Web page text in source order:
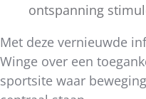
ontspanning
Met deze vernieuwde
Winge over een
sportsite waar